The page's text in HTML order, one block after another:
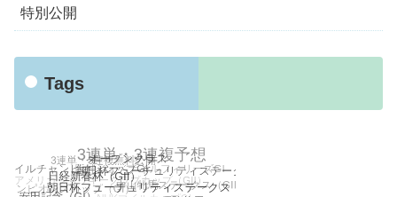
特別公開
Tags